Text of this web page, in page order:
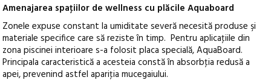
Amenajarea spaţiilor de wellness cu plăcile Aquaboard
Zonele expuse constant la umiditate severă necesită produse şi
materiale specifice care să reziste în timp. Pentru aplicaţiile din
zona piscinei interioare s-a folosit placa specială, AquaBoard.
Principala caracteristică a acesteia constă în absorbţia redusă a
apei, prevenind astfel apariţia mucegaiului.